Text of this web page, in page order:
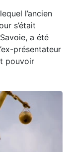
l’ancien
s’était
a été
présentateur
pouvoir